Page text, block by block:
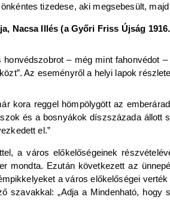
tizedese, aki megsebesült,
Nacsa Illés (a Győri Friss Újság
– még mint fahonvédot
Az eseményről a helyi lapok
kora reggel hömpölygött az
és a bosnyákok díszszázada állott
el.”
a város előkelőségeinek
mondta. Ezután következett az
a város előkelőségei
szavakkal: „Adja a Mindenható,